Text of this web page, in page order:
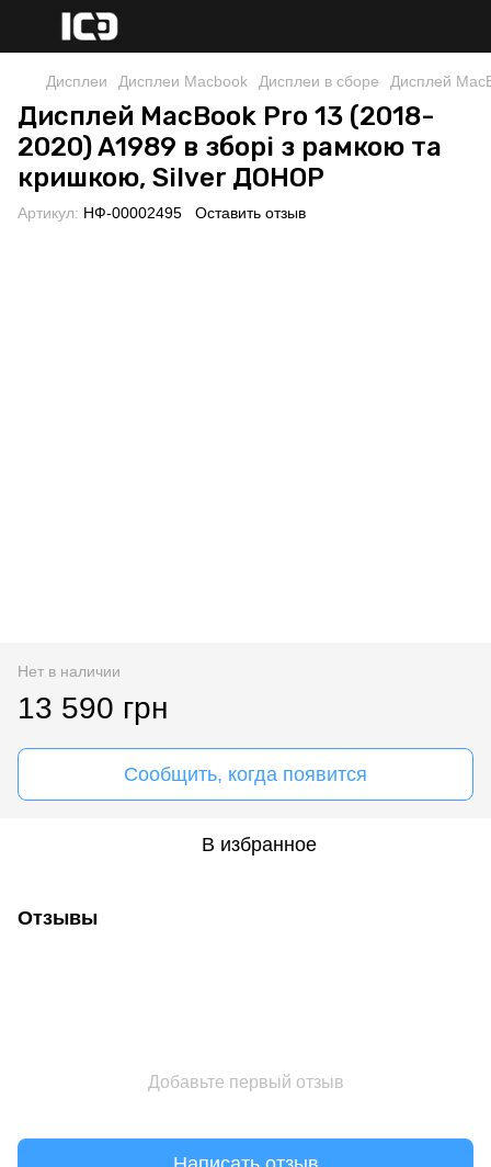
Дисплеи Дисплеи Macbook Дисплеи в сборе Дисплей
Дисплей MacBook Pro 13 (2018-
2020) A1989 в зборі з рамкою та
кришкою, Silver ДОНОР
Артикул: НФ-00002495 Оставить отзыв
Нет в наличии
13 590 грн
Сообщить, когда появится
В избранное
Отзывы
Добавьте первый отзыв